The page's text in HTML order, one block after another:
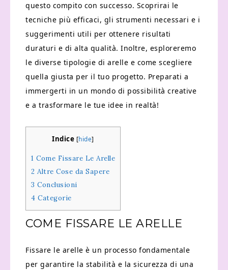
questo compito con successo. Scoprirai le
tecniche più efficaci, gli strumenti necessari e i
suggerimenti utili per ottenere risultati
duraturi e di alta qualità. Inoltre, esploreremo
le diverse tipologie di arelle e come scegliere
quella giusta per il tuo progetto. Preparati a
immergerti in un mondo di possibilità creative
e a trasformare le tue idee in realtà!
Indice [hide]
1 Come Fissare Le Arelle
2 Altre Cose da Sapere
3 Conclusioni
4 Categorie
COME FISSARE LE ARELLE
Fissare le arelle è un processo fondamentale
per garantire la stabilità e la sicurezza di una